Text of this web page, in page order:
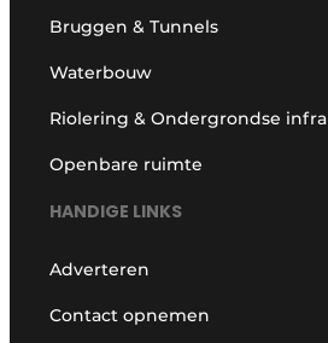
Bruggen & Tunnels
Waterbouw
Riolering & Ondergrondse infra
Openbare ruimte
HANDIGE LINKS
Adverteren
Contact opnemen